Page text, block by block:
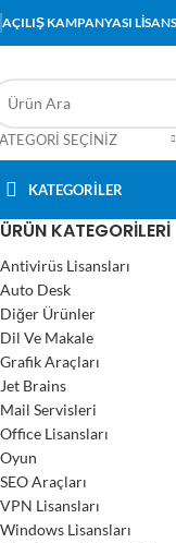
AÇILIŞ KAMPANYASI
SEÇINIZ
KATEGORİLER
ÜRÜN KATEGORILERI
Antivirüs Lisansları
Auto Desk
Diğer Ürünler
Dil Ve Makale
Grafik Araçları
Jet Brains
Mail Servisleri
Office Lisansları
Oyun
SEO Araçları
VPN Lisansları
Windows Lisansları